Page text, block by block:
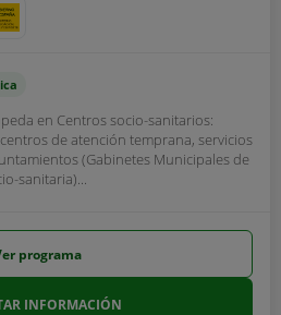
en Centros socio-sanitarios:
de atención temprana, servicios
(Gabinetes Municipales de
sanitaria)...
programa
INFORMACIÓN